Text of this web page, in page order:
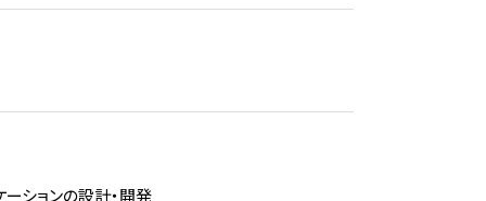
ションの設計・開発